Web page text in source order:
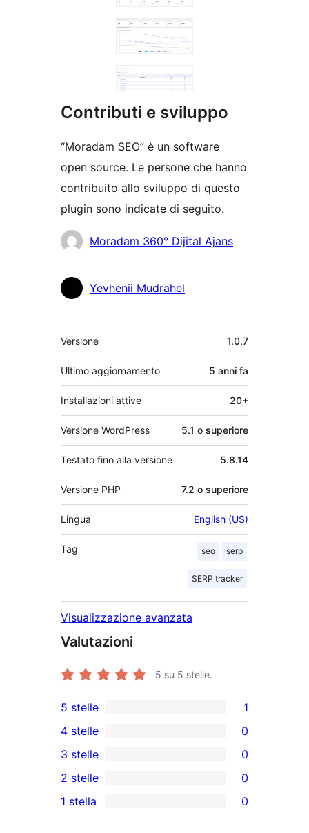
Contributi e sviluppo
“Moradam SEO” è un software
open source. Le persone che hanno
contribuito allo sviluppo di questo
plugin sono indicate di seguito.
Collaboratori
Moradam 360° Dijital Ajans
Yevhenii Mudrahel
Meta
Versione 1.0.7
Ultimo aggiornamento 5 anni fa
Installazioni attive 20+
Versione WordPress 5.1 o superiore
Testato fino alla versione 5.8.14
Versione PHP 7.2 o superiore
Lingua English (US)
Tag seo serp
SERP tracker
Visualizzazione avanzata
Valutazioni
5 su 5 stelle.
1
5-
recensioni
a
stelle
5 stelle 1
recensioni
a
4-
4 stelle 0
0
recensioni
a
3 stelle 0
recensioni
2 stelle 0
1 stella 0